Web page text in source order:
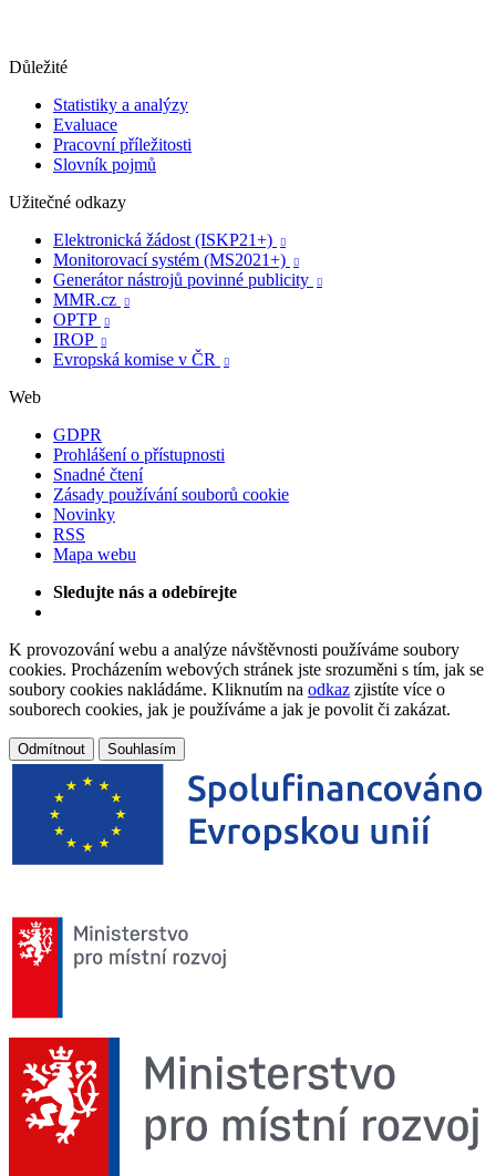
Důležité
Statistiky a analýzy
Evaluace
Pracovní příležitosti
Slovník pojmů
Užitečné odkazy
Elektronická žádost (ISKP21+)

Monitorovací systém (MS2021+) 
Generátor nástrojů povinné publicity 
MMR.cz 
OPTP 
IROP 
Evropská komise v ČR 
Web
GDPR
Prohlášení o přístupnosti
Snadné čtení
Zásady používání souborů cookie
Novinky
RSS
Mapa webu
Sledujte nás a odebírejte
K provozování webu a analýze návštěvnosti používáme soubory
cookies. Procházením webových stránek jste srozuměni s tím, jak se
soubory cookies nakládáme. Kliknutím na odkaz zjistíte více o
souborech cookies, jak je používáme a jak je povolit či zakázat.
Odmítnout Souhlasím